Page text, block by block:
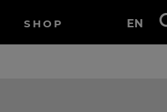
SHOP EN